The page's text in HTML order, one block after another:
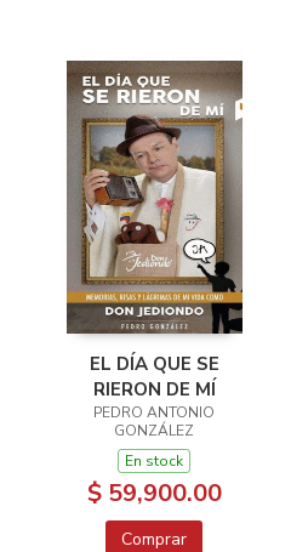
EL DÍA QUE SE
RIERON DE MÍ
PEDRO ANTONIO
GONZÁLEZ
En stock
$ 59,900.00
Comprar